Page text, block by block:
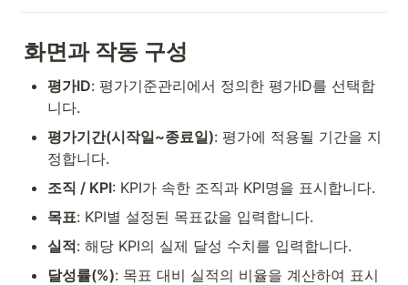
화면과 작동 구성
평가ID: 평가기준관리에서 정의한 평가ID를 선택합
니다.
평가기간(시작일~종료일): 평가에 적용될 기간을 지
정합니다.
조직 / KPI: KPI가 속한 조직과 KPI명을 표시합니다.
목표: KPI별 설정된 목표값을 입력합니다.
실적: 해당 KPI의 실제 달성 수치를 입력합니다.
달성률(%): 목표 대비 실적의 비율을 계산하여 표시